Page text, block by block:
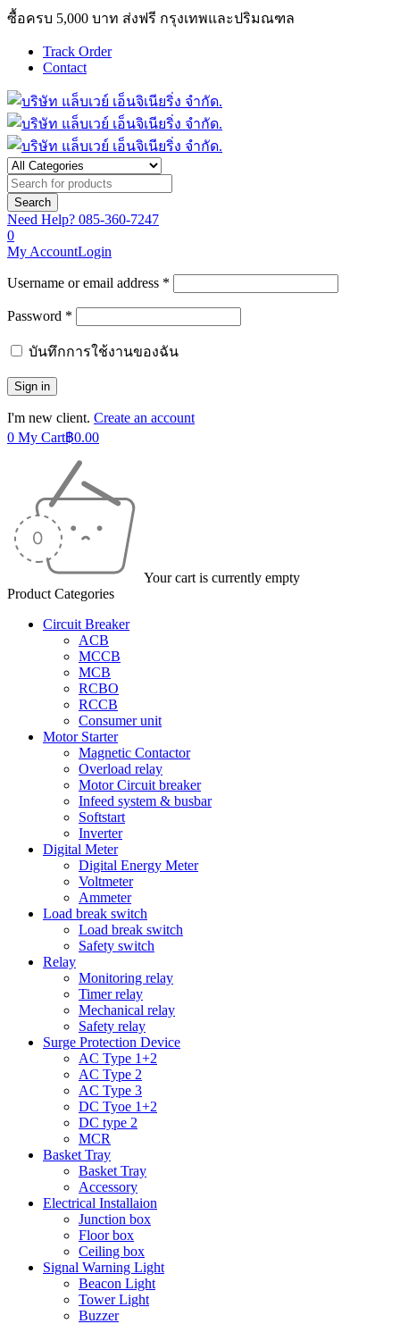
ซื้อครบ 5,000 บาท ส่งฟรี กรุงเทพและปริมณฑล
Track Order
Contact
Need Help? 085-360-7247
0
My AccountLogin
Username or email address *
Password *
บันทึกการใช้งานของฉัน
I'm new client. Create an account
0 My Cart฿0.00
Your cart is currently empty
Product Categories
Circuit Breaker
ACB
MCCB
MCB
RCBO
RCCB
Consumer unit
Motor Starter
Magnetic Contactor
Overload relay
Motor Circuit breaker
Infeed system & busbar
Softstart
Inverter
Digital Meter
Digital Energy Meter
Voltmeter
Ammeter
Load break switch
Load break switch
Safety switch
Relay
Monitoring relay
Timer relay
Mechanical relay
Safety relay
Surge Protection Device
AC Type 1+2
AC Type 2
AC Type 3
DC Tyoe 1+2
DC type 2
MCR
Basket Tray
Basket Tray
Accessory
Electrical Installaion
Junction box
Floor box
Ceiling box
Signal Warning Light
Beacon Light
Tower Light
Buzzer